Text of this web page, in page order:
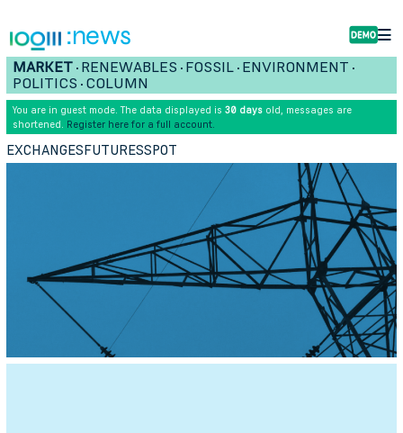
:news
MARKET • RENEWABLES • FOSSIL • ENVIRONMENT •
POLITICS • COLUMN
You are in guest mode. The data displayed is 30 days old, messages are
shortened. Register here for a full account.
EXCHANGESFUTURESSPOT